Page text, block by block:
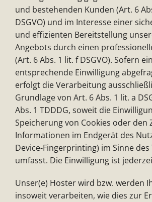
und bestehenden Kunden (Art. 6
DSGVO) und im Interesse einer
und effizienten Bereitstellung
Angebots durch einen
(Art. 6 Abs. 1 lit. f DSGVO). Sofern
entsprechende Einwilligung
erfolgt die Verarbeitung
Grundlage von Art. 6 Abs. 1 lit. a
Abs. 1 TDDDG, soweit die
Speicherung von Cookies oder den
Informationen im Endgerät des
Device-Fingerprinting) im Sinne des
umfasst. Die Einwilligung ist
Unser(e) Hoster wird bzw. werden
insoweit verarbeiten, wie dies zur